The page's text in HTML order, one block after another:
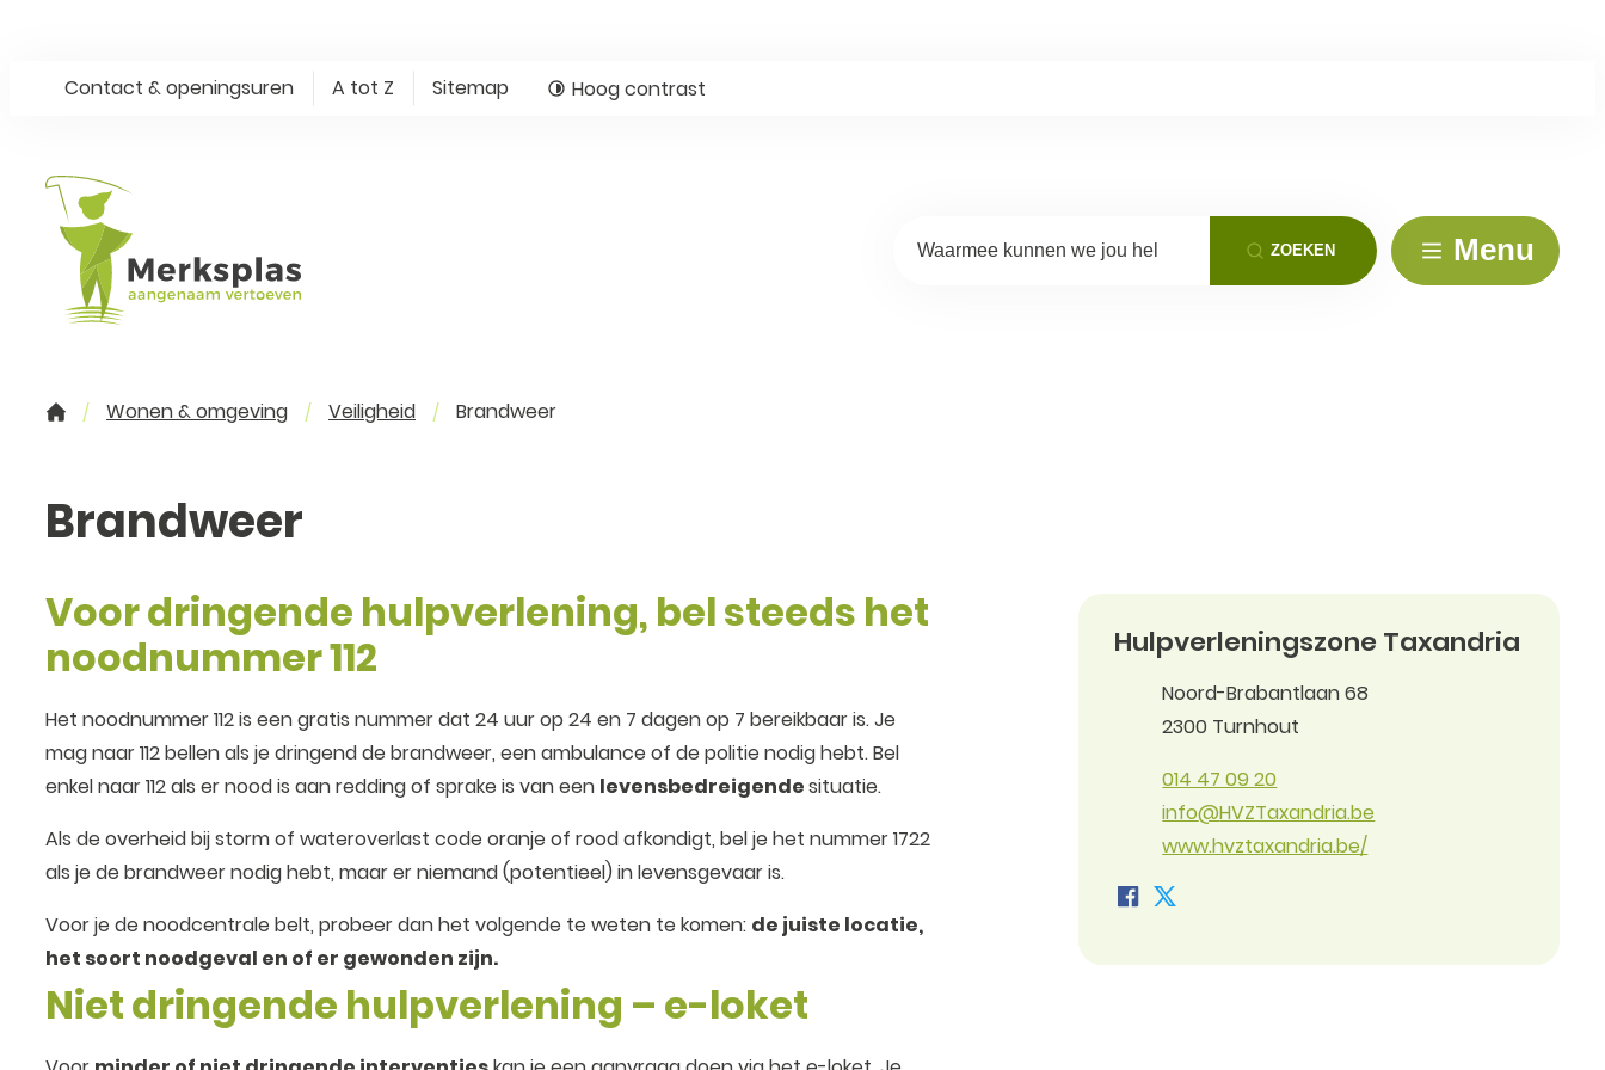
Naar inhoud
Contact & openingsuren A tot Z Sitemap Hoog contrast
Merksplas
ZOEKEN Menu
Startpagina
Wonen & omgeving Veiligheid Brandweer
Brandweer
Voor dringende hulpverlening, bel steeds het
noodnummer 112
Het noodnummer 112 is een gratis nummer dat 24 uur op 24 en 7 dagen op 7 bereikbaar is. Je
mag naar 112 bellen als je dringend de brandweer, een ambulance of de politie nodig hebt. Bel
enkel naar 112 als er nood is aan redding of sprake is van een levensbedreigendesituatie.
Als de overheid bij storm of wateroverlast code oranje of rood afkondigt, bel je het nummer 1722
als je de brandweer nodig hebt, maar er niemand (potentieel) in levensgevaar is.
Voor je de noodcentrale belt, probeer dan het volgende te weten te komen: de juiste locatie,
het soort noodgeval en of er gewonden zijn.
Niet dringende hulpverlening – e-loket
Contact
Hulpverleningszone Taxandria
AdresNoord-Brabantlaan 68
,2300 Turnhout
014 47 09 20
E-mailinfo@HVZTaxandria.be
Websitewww.hvztaxandria.be/
Facebook Hulpverleningszone Taxandria
Twitter Hulpverleningszone Taxandria